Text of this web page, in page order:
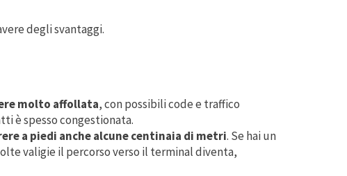
degli svantaggi.
molto affollata, con possibili code e traffico
è spesso congestionata.
a piedi anche alcune centinaia di metri. Se hai un
valigie il percorso verso il terminal diventa,